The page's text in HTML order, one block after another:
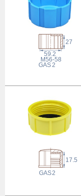
27
59.2
GAS 2
M56-58
17.5
GAS 2